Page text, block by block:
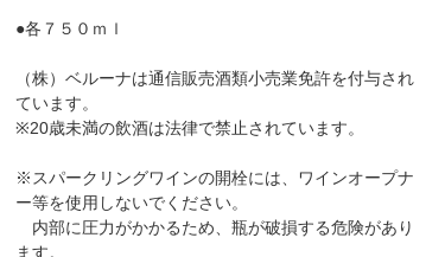
●各７５０ｍｌ
（株）ベルーナは通信販売酒類小売業免許を付与され
ています。
※20歳未満の飲酒は法律で禁止されています。
※スパークリングワインの開栓には、ワインオープナ
ー等を使用しないでください。
内部に圧力がかかるため、瓶が破損する危険があり
ます。